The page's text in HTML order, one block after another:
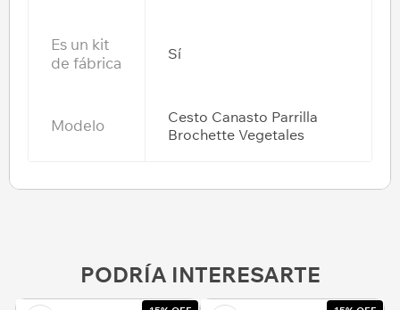
Es un kit
de fábrica
Sí
Modelo
Cesto Canasto Parrilla
Brochette Vegetales
PODRÍA INTERESARTE